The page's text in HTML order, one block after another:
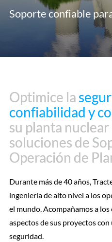
Soporte confiable
Optimice la
confiabilidad y
su planta nuclear
soluciones de
Operación de
Optimice la
confiabilidad y
su planta nuclear
soluciones de
Operación de
Durante más de 40 años,
ingeniería de alto nivel a los
el mundo. Acompañamos a
aspectos de sus proyectos
seguridad.